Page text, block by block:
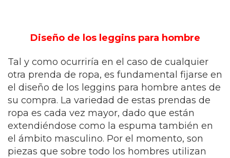
Diseño de los leggins para hombre
Tal y como ocurriría en el caso de cualquier
otra prenda de ropa, es fundamental fijarse en
el diseño de los leggins para hombre antes de
su compra. La variedad de estas prendas de
ropa es cada vez mayor, dado que están
extendiéndose como la espuma también en
el ámbito masculino. Por el momento, son
piezas que sobre todo los hombres utilizan